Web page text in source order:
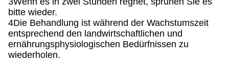
bitte wieder.
4Die Behandlung ist während der Wachstumszeit
entsprechend den landwirtschaftlichen und
ernährungsphysiologischen Bedürfnissen zu
wiederholen.